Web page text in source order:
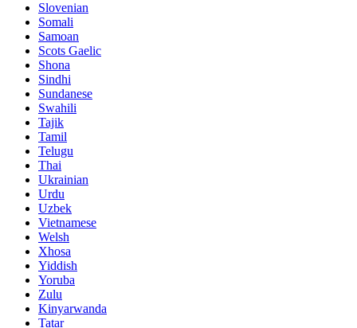
Slovenian
Somali
Samoan
Scots Gaelic
Shona
Sindhi
Sundanese
Swahili
Tajik
Tamil
Telugu
Thai
Ukrainian
Urdu
Uzbek
Vietnamese
Welsh
Xhosa
Yiddish
Yoruba
Zulu
Kinyarwanda
Tatar